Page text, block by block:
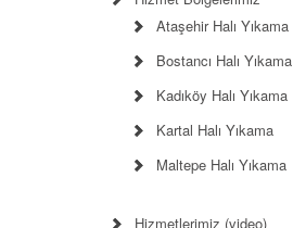
Ataşehir Halı Yıkama
Bostancı Halı Yıkama
Kadıköy Halı Yıkama
Kartal Halı Yıkama
Maltepe Halı Yıkama
Hizmetlerimiz (video)